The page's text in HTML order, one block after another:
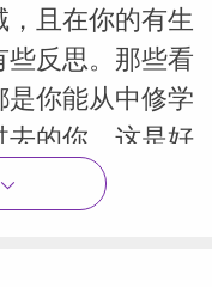
且在你的有生
些反思。那些看
你能从中修学
去的你，这是好
接更广阔的视
寻找美好，所